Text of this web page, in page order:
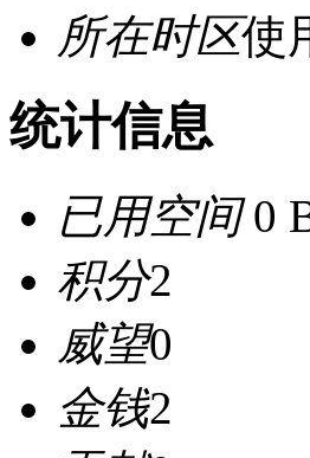
所在时区使
统计信息
已用空间0
积分2
威望0
金钱2